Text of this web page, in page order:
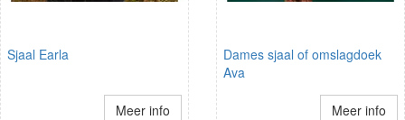
Sjaal Earla
Meer info
Dames sjaal of omslagdoek
Ava
Meer info